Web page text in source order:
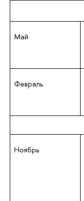
Май
Февраль
Ноябрь